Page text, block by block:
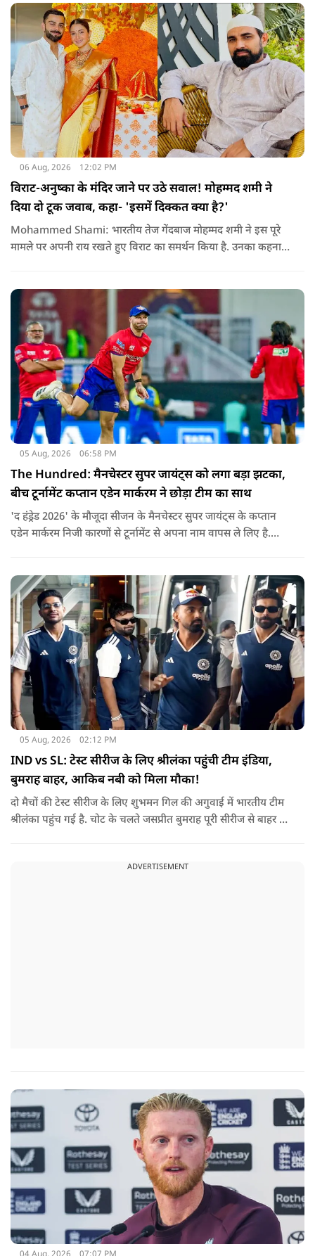
06 Aug, 2026 12:02 PM
विराट-अनुष्का के मंदिर जाने पर उठे सवाल! मोहम्मद शमी ने
दिया दो टूक जवाब, कहा- 'इसमें दिक्कत क्या है?'
Mohammed Shami: भारतीय तेज गेंदबाज मोहम्मद शमी ने इस पूरे
मामले पर अपनी राय रखते हुए विराट का समर्थन किया है. उनका कहना है
05 Aug, 2026 06:58 PM
The Hundred: मैनचेस्टर सुपर जायंट्स को लगा बड़ा झटका,
बीच टूर्नामेंट कप्तान एडेन मार्करम ने छोड़ा टीम का साथ
'द हंड्रेड 2026' के मौजूदा सीजन के मैनचेस्टर सुपर जायंट्स के कप्तान
एडेन मार्करम निजी कारणों से टूर्नामेंट से अपना नाम वापस ले लिए है.
05 Aug, 2026 02:12 PM
IND vs SL: टेस्ट सीरीज के लिए श्रीलंका पहुंची टीम इंडिया,
बुमराह बाहर, आकिब नबी को मिला मौका!
दो मैचों की टेस्ट सीरीज के लिए शुभमन गिल की अगुवाई में भारतीय टीम
श्रीलंका पहुंच गई है. चोट के चलते जसप्रीत बुमराह पूरी सीरीज से बाहर हो
ADVERTISEMENT